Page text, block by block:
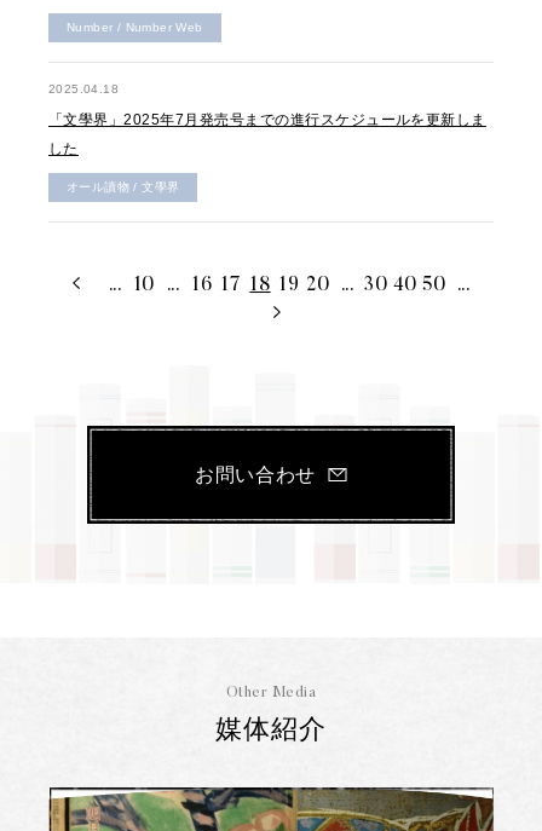
Number / Number Web
2025.04.18
「文學界」2025年7月発売号までの進行スケジュールを更新しま
した
オール讀物 / 文學界
... 10 ... 16 17 18 19 20 ... 30 40 50 ...
お問い合わせ
Other Media
媒体紹介